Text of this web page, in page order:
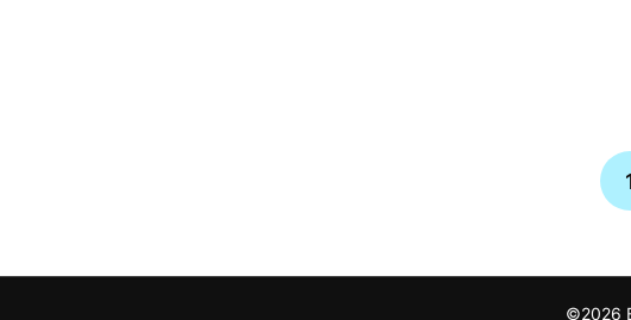
©2026